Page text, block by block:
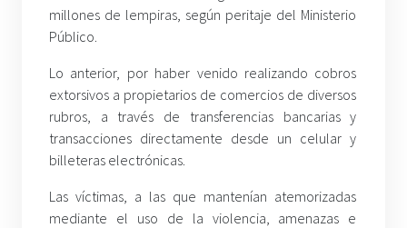
millones de lempiras, según peritaje del Ministerio
Público.
Lo anterior, por haber venido realizando cobros
extorsivos a propietarios de comercios de diversos
rubros, a través de transferencias bancarias y
transacciones directamente desde un celular y
billeteras electrónicas.
Las víctimas, a las que mantenían atemorizadas
mediante el uso de la violencia, amenazas e